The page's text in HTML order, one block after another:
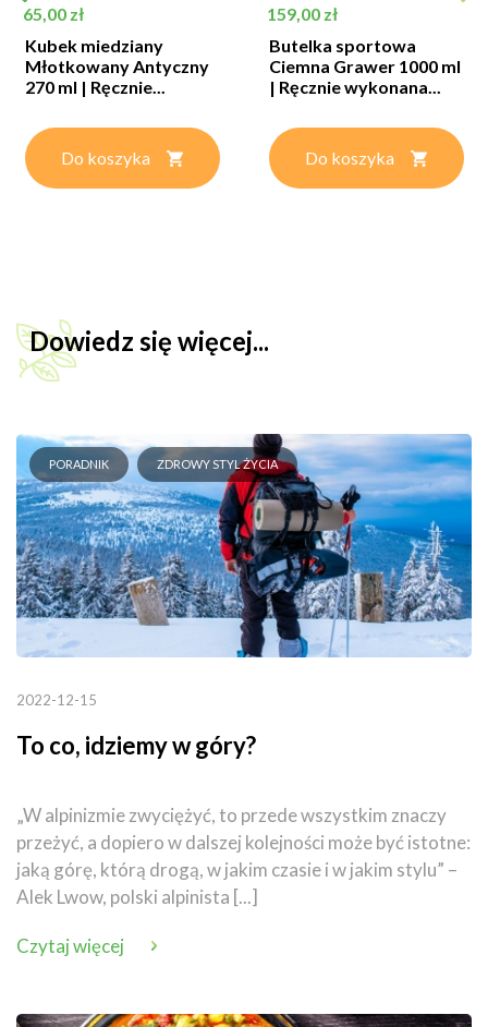
Cena
65,00 zł
Kubek miedziany
Młotkowany Antyczny
270 ml | Ręcznie...
Do koszyka
Cena
159,00 zł
Butelka sportowa
Ciemna Grawer 1000 ml
| Ręcznie wykonana...
Do koszyka
Dowiedz się więcej...
PORADNIK ZDROWY STYL ŻYCIA
2022-12-15
To co, idziemy w góry?
„W alpinizmie zwyciężyć, to przede wszystkim znaczy
przeżyć, a dopiero w dalszej kolejności może być istotne:
jaką górę, którą drogą, w jakim czasie i w jakim stylu” –
Alek Lwow, polski alpinista [...]
Czytaj więcej